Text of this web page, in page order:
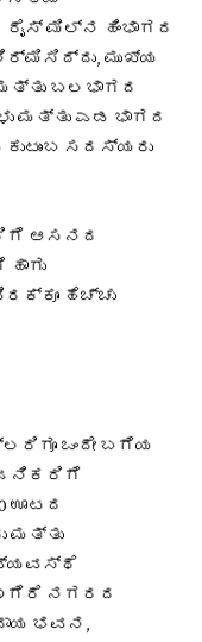
ಮಿಲ್‌ನ ಹಿಂಭಾಗದ
ಮುಖ್ಯ
ಬಲಭಾಗದ
ಮತ್ತು ಎಡ ಭಾಗದ
ಸದಸ್ಯರು
ಆಸನದ
ಹೆಚ್ಚು
ಒಂದೇ ಬಗೆಯ
ಊಟದ
ಮತ್ತು
ನಗರದ
ಭವನ,